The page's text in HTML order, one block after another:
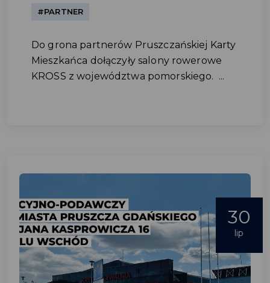
#PARTNER
Do grona partnerów Pruszczańskiej Karty
Mieszkańca dołączyły salony rowerowe
KROSS z województwa pomorskiego. ...
30
lip